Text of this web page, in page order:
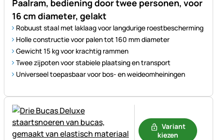
Paalram, bediening door twee personen, voor
16 cm diameter, gelakt
Robuust staal met laklaag voor langdurige roestbescherming
Holle constructie voor palen tot 160 mm diameter
Gewicht 15 kg voor krachtig rammen
Twee zijpoten voor stabiele plaatsing en transport
Universeel toepasbaar voor bos- en weideomheiningen
Variant
kiezen